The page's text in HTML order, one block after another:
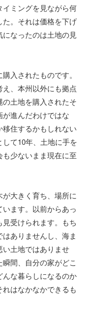
ミングを見ながら何
。それは価格を下げ
なったのは土地の見
入されたものです。
、本州以外にも拠点
土地を購入されたそ
進んだわけではな
住するかもしれない
て10年、土地に手を
少ないまま現在に至
大きく育ち、場所に
ます。以前からあっ
受けられます。もち
ありませんし、海ま
土地ではありませ
間、自分の家がどこ
な暮らしになるのか
はなかなかできるも